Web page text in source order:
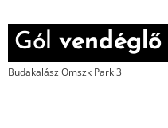
Gólvendéglő
Budakalász Omszk Park 3